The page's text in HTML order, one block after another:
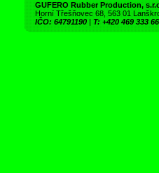
GUFERO Rubber Production,
Horní Třešňovec 68, 563 01
IČO: 64791190 | T: +420 469 333